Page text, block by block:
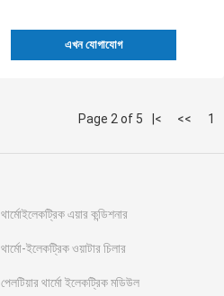
এখন যোগাযোগ
Page 2 of 5 |< << 1
থার্মোইলেকট্রিক এয়ার কন্ডিশনার
থার্মো-ইলেকট্রিক ওয়াটার চিলার
পেলটিয়ার থার্মো ইলেকট্রিক মডিউল